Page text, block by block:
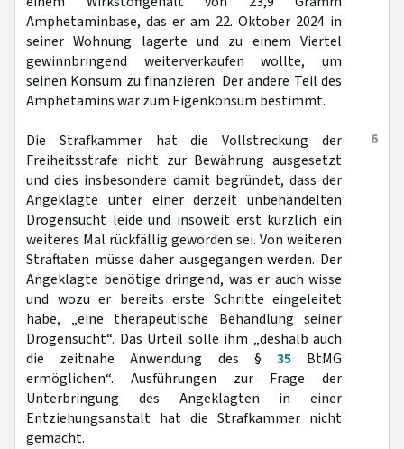
Amphetaminbase, das er am 22. Oktober 2024 in
seiner Wohnung lagerte und zu einem Viertel
gewinnbringend weiterverkaufen wollte, um
seinen Konsum zu finanzieren. Der andere Teil des
Amphetamins war zum Eigenkonsum bestimmt.
6
Die Strafkammer hat die Vollstreckung der
Freiheitsstrafe nicht zur Bewährung ausgesetzt
und dies insbesondere damit begründet, dass der
Angeklagte unter einer derzeit unbehandelten
Drogensucht leide und insoweit erst kürzlich ein
weiteres Mal rückfällig geworden sei. Von weiteren
Straftaten müsse daher ausgegangen werden. Der
Angeklagte benötige dringend, was er auch wisse
und wozu er bereits erste Schritte eingeleitet
habe, „eine therapeutische Behandlung seiner
Drogensucht“. Das Urteil solle ihm „deshalb auch
die zeitnahe Anwendung des § 35BtMG
ermöglichen“. Ausführungen zur Frage der
Unterbringung des Angeklagten in einer
Entziehungsanstalt hat die Strafkammer nicht
gemacht.